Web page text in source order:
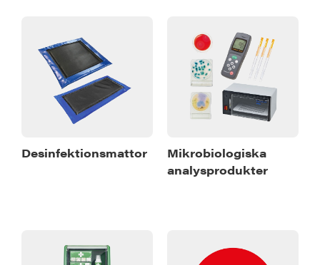
Desinfektionsmattor
Mikrobiologiska
analysprodukter